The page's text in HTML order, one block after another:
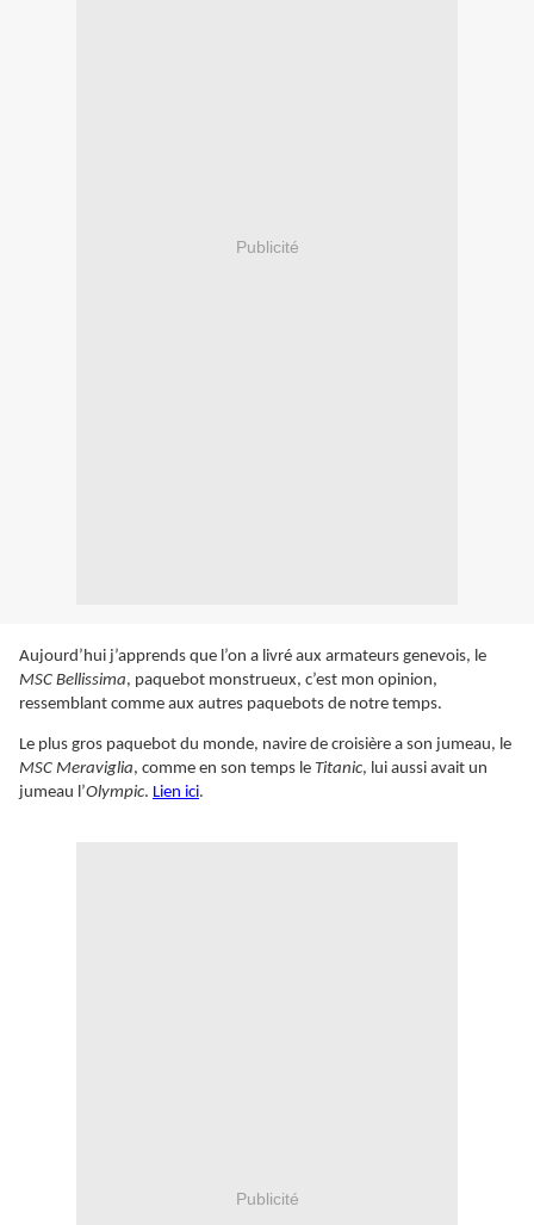
Publicité
Aujourd’hui j’apprends que l’on a livré aux armateurs genevois, le
MSC Bellissima, paquebot monstrueux, c’est mon opinion,
ressemblant comme aux autres paquebots de notre temps.
Le plus gros paquebot du monde, navire de croisière a son jumeau, le
MSC Meraviglia, comme en son temps le Titanic, lui aussi avait un
jumeau l’Olympic. Lien ici.
Publicité